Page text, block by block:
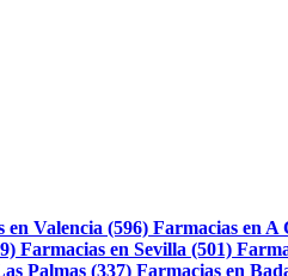
en Valencia (596) Farmacias en A
Farmacias en Sevilla (501)
Palmas (337) Farmacias en